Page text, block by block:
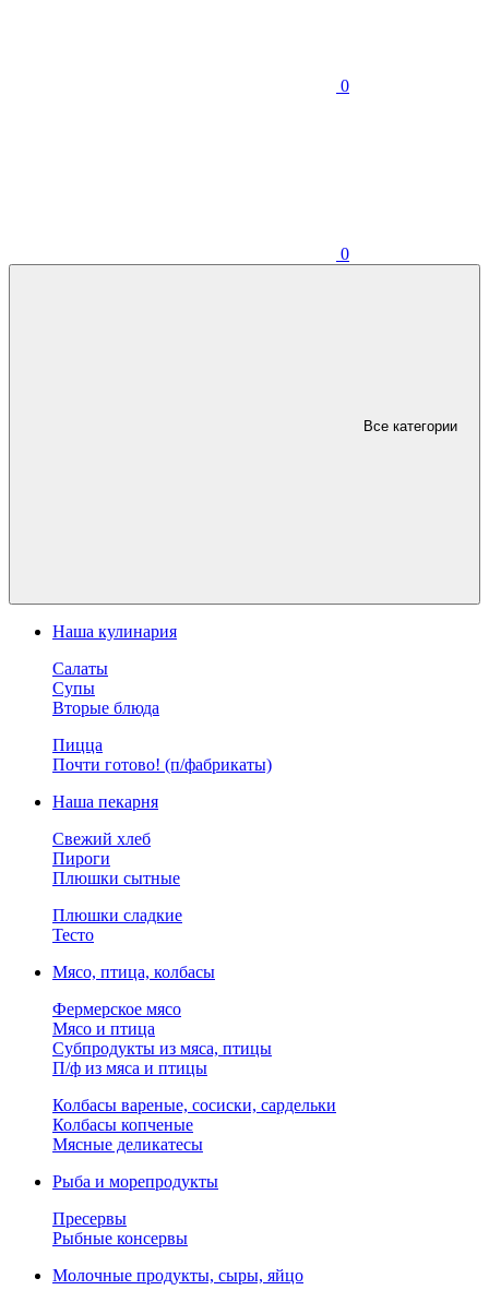
0
0
Все категории
Наша кулинария
Салаты
Супы
Вторые блюда
Пицца
Почти готово! (п/фабрикаты)
Наша пекарня
Свежий хлеб
Пироги
Плюшки сытные
Плюшки сладкие
Тесто
Мясо, птица, колбасы
Фермерское мясо
Мясо и птица
Субпродукты из мяса, птицы
П/ф из мяса и птицы
Колбасы вареные, сосиски, сардельки
Колбасы копченые
Мясные деликатесы
Рыба и морепродукты
Пресервы
Рыбные консервы
Молочные продукты, сыры, яйцо